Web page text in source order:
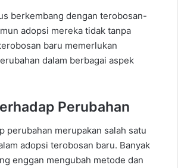
berkembang dengan terobosan-
adopsi mereka tidak tanpa
baru memerlukan
dalam berbagai aspek
Perubahan
perubahan merupakan salah satu
adopsi terobosan baru. Banyak
enggan mengubah metode dan